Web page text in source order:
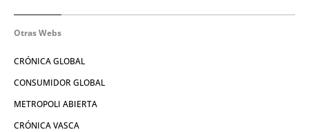
Otras Webs
CRÓNICA GLOBAL
CONSUMIDOR GLOBAL
METROPOLI ABIERTA
CRÓNICA VASCA